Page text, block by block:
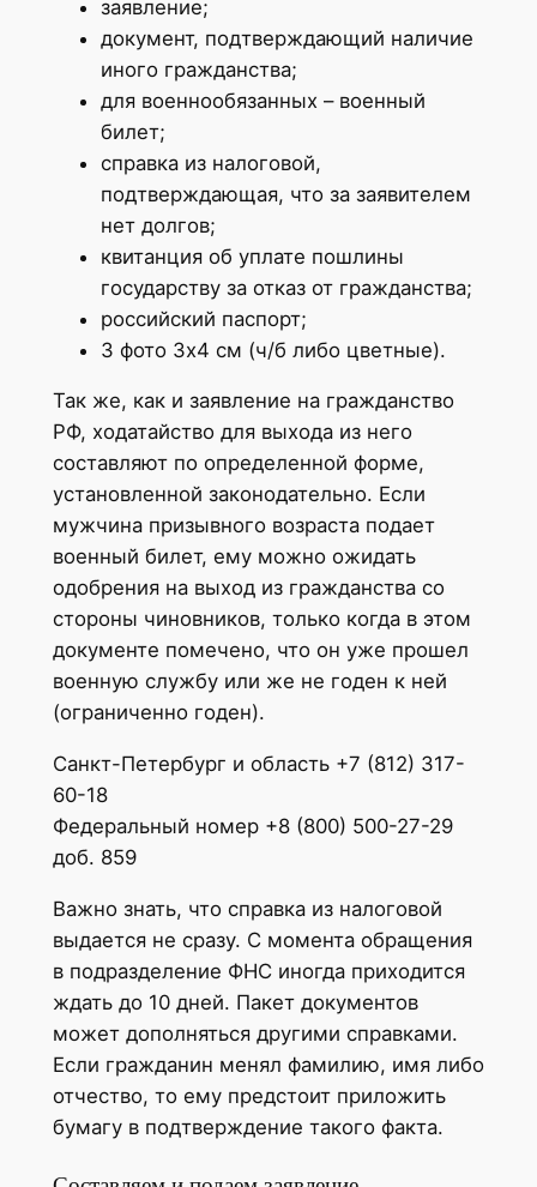
заявление;
документ, подтверждающий наличие
иного гражданства;
для военнообязанных – военный
билет;
справка из налоговой,
подтверждающая, что за заявителем
нет долгов;
квитанция об уплате пошлины
государству за отказ от гражданства;
российский паспорт;
3 фото 3х4 см (ч/б либо цветные).
Так же, как и заявление на гражданство
РФ, ходатайство для выхода из него
составляют по определенной форме,
установленной законодательно. Если
мужчина призывного возраста подает
военный билет, ему можно ожидать
одобрения на выход из гражданства со
стороны чиновников, только когда в этом
документе помечено, что он уже прошел
военную службу или же не годен к ней
(ограниченно годен).
Санкт-Петербург и область +7 (812) 317-
60-18
Федеральный номер +8 (800) 500-27-29
доб. 859
Важно знать, что справка из налоговой
выдается не сразу. С момента обращения
в подразделение ФНС иногда приходится
ждать до 10 дней. Пакет документов
может дополняться другими справками.
Если гражданин менял фамилию, имя либо
отчество, то ему предстоит приложить
бумагу в подтверждение такого факта.